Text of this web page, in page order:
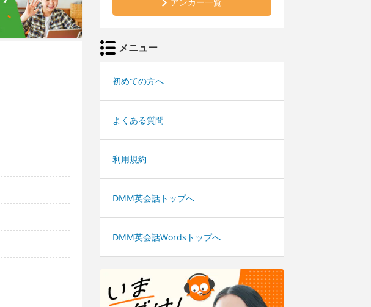
メニュー
初めての方へ
よくある質問
利用規約
DMM英会話トップへ
DMM英会話Wordsトップへ